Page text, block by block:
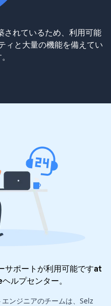
れているため、利用可能
ィと大量の機能を備えてい
ポートが利用可能ですat
ヘルプセンター。
ンジニアのチームは、Selz